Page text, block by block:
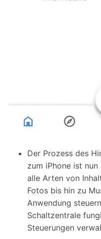
Der Prozess des
zum iPhone ist
alle Arten von
Fotos bis hin zu
Anwendung
Schaltzentrale
Steuerungen